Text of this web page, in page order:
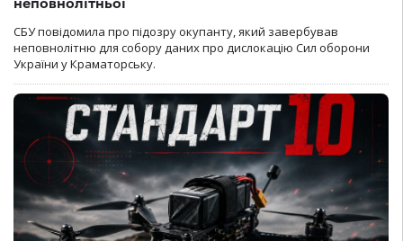
неповнолітньої
СБУ повідомила про підозру окупанту, який завербував
неповнолітню для собору даних про дислокацію Сил оборони
України у Краматорську.